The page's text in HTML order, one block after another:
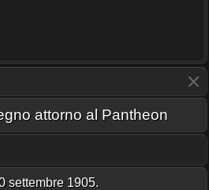
attorno al Pantheon
settembre 1905.